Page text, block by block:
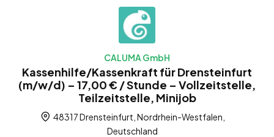
CALUMA GmbH
Kassenhilfe/Kassenkraft für Drensteinfurt
(m/w/d) – 17,00 € / Stunde – Vollzeitstelle,
Teilzeitstelle, Minijob
48317 Drensteinfurt, Nordrhein-Westfalen,
Deutschland